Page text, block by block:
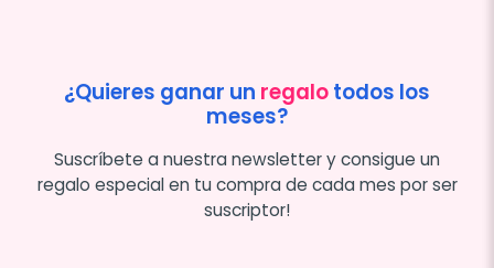
¿Quieres ganar un regalotodos los
meses?
Suscríbete a nuestra newsletter y consigue un
regalo especial en tu compra de cada mes por ser
suscriptor!